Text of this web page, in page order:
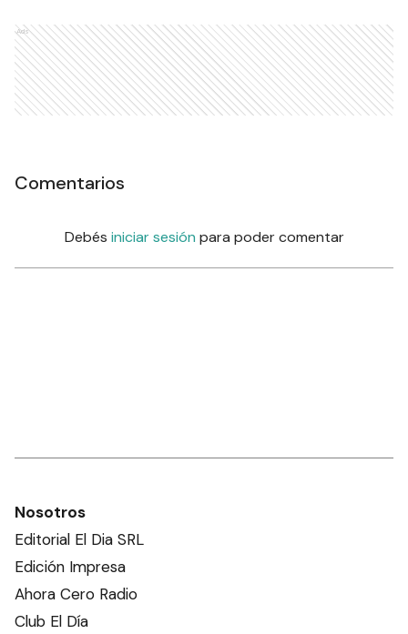
Ads
Comentarios
Debés iniciar sesión para poder comentar
Nosotros
Editorial El Dia SRL
Edición Impresa
Ahora Cero Radio
Club El Día